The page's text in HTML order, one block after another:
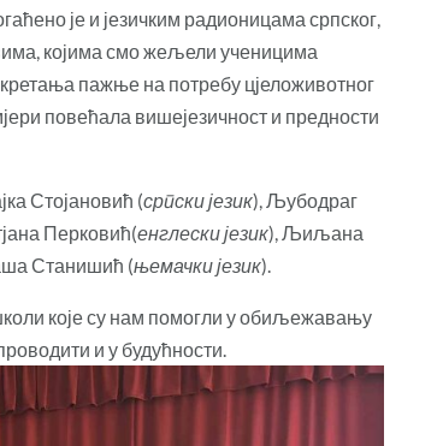
је и језичким радионицама српског,
којима смо жељели ученицима
пажње на потребу цјеложивотног
повећала вишејезичност и предности
Стојановић (српски језик), Љубодраг
Перковић(енглески језик), Љиљана
Станишић (њемачки језик).
које су нам помогли у обиљежавању
и у будућности.